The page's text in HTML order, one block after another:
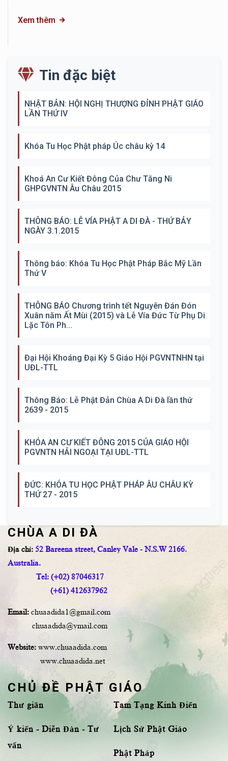
Xem thêm
Tin đặc biệt
NHẬT BẢN: HỘI NGHỊ THƯỢNG ĐỈNH PHẬT GIÁO
LẦN THỨ IV
Khóa Tu Học Phật pháp Úc châu kỳ 14
Khoá An Cư Kiết Đông Của Chư Tăng Ni
GHPGVNTN Âu Châu 2015
THÔNG BÁO: LỄ VÍA PHẬT A DI ĐÀ - THỨ BẢY
NGÀY 3.1.2015
Thông báo: Khóa Tu Học Phật Pháp Bắc Mỹ Lần
Thứ V
THÔNG BÁO Chương trình tết Nguyên Đán Đón
Xuân năm Ất Mùi (2015) và Lễ Vía Đức Từ Phụ Di
Lặc Tôn Ph...
Đại Hội Khoáng Đại Kỳ 5 Giáo Hội PGVNTNHN tại
UĐL-TTL
Thông Báo: Lễ Phật Đản Chùa A Di Đà lần thứ
2639 - 2015
KHÓA AN CƯ KIẾT ĐÔNG 2015 CỦA GIÁO HỘI
PGVNTN HẢI NGOẠI TẠI UĐL-TTL
ĐỨC: KHÓA TU HỌC PHẬT PHÁP ÂU CHÂU KỲ
THỨ 27 - 2015
CHÙA A DI ĐÀ
Địa chỉ: 52 Bareena street, Canley Vale - N.S.W 2166.
Australia.
Tel: (+02) 87046317
(+61) 412637962
Email: chuaadida1@gmail.com
chuaadida@ymail.com
Website: www.chuaadida.com
www.chuaadida.net
CHỦ ĐỀ PHẬT GIÁO
Thư giãn
Ý kiến - Diễn Đàn - Tư
vấn
Tam Tạng Kinh Điển
Lịch Sử Phật Giáo
Phật Pháp